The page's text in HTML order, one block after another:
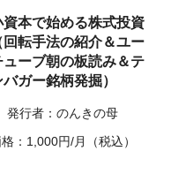
資本で始める株式投資
回転手法の紹介＆ユー
ューブ朝の板読み＆テ
バガー銘柄発掘）
発行者：のんきの母
：1,000円/月（税込）